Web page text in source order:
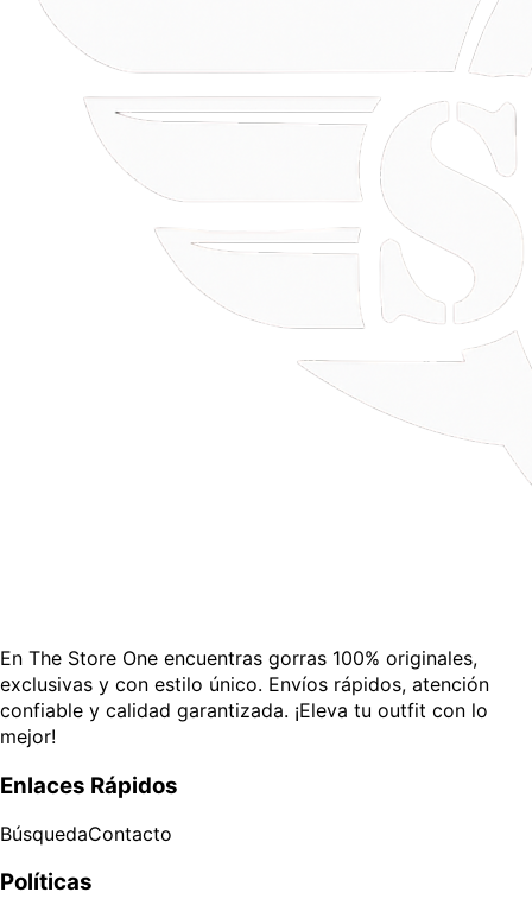
En The Store One encuentras gorras 100% originales,
exclusivas y con estilo único. Envíos rápidos, atención
confiable y calidad garantizada. ¡Eleva tu outfit con lo
mejor!
Enlaces Rápidos
BúsquedaContacto
Políticas